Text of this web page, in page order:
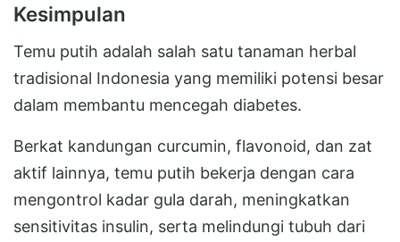
Kesimpulan
Temu putih adalah salah satu tanaman herbal
tradisional Indonesia yang memiliki potensi besar
dalam membantu mencegah diabetes.
Berkat kandungan curcumin, flavonoid, dan zat
aktif lainnya, temu putih bekerja dengan cara
mengontrol kadar gula darah, meningkatkan
sensitivitas insulin, serta melindungi tubuh dari